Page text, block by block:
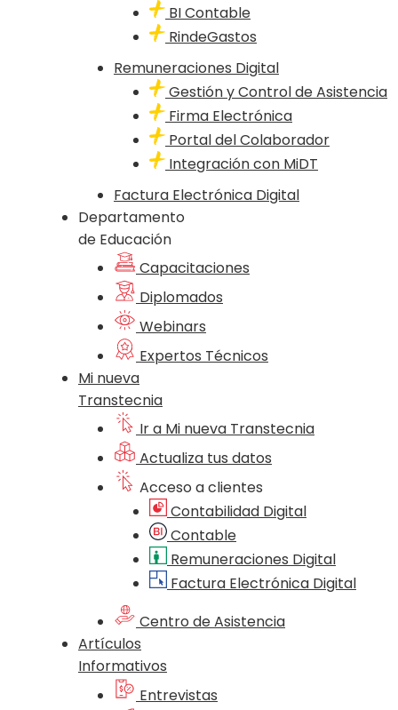
BI Contable
RindeGastos
Remuneraciones Digital
Gestión y Control de Asistencia
Firma Electrónica
Portal del Colaborador
Integración con MiDT
Factura Electrónica Digital
Departamento
de Educación
Capacitaciones
Diplomados
Webinars
Expertos Técnicos
Mi nueva
Transtecnia
Ir a Mi nueva Transtecnia
Actualiza tus datos
Acceso a clientes
Contabilidad Digital
Contable
Remuneraciones Digital
Factura Electrónica Digital
Centro de Asistencia
Artículos
Informativos
Entrevistas